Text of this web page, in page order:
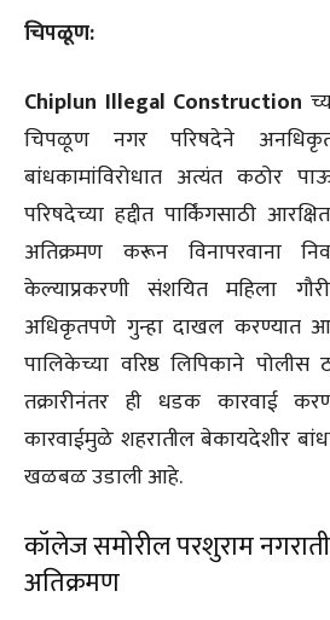
चिपळूण:
Chiplun Illegal Construction
चिपळूण नगर परिषदेने
बांधकामांविरोधात अत्यंत कठोर
परिषदेच्या हद्दीत पार्किंगसाठी
अतिक्रमण करून विनापरवाना
केल्याप्रकरणी संशयित महिला
अधिकृतपणे गुन्हा दाखल करण्यात
पालिकेच्या वरिष्ठ लिपिकाने पोलीस
तक्रारीनंतर ही धडक कारवाई
कारवाईमुळे शहरातील बेकायदेशीर
खळबळ उडाली आहे.
कॉलेज समोरील परशुराम
अतिक्रमण